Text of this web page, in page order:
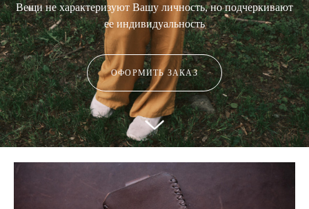
Вещи не характеризуют Вашу личность, но подчеркивают
ее индивидуальность
ОФОРМИТЬ ЗАКАЗ